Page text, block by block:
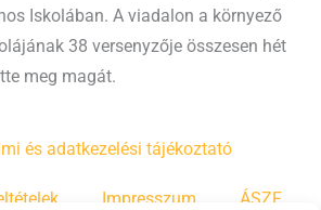
Iskolában. A viadalon a környező
38 versenyzője összesen hét
meg magát.
és adatkezelési tájékoztató
Impresszum ÁSZF